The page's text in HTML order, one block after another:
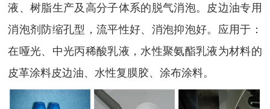
液、树脂生产及高分子体系的脱气消泡。皮边油专用
消泡剂防缩孔型，流平性好、消泡抑泡好。应用于：
在哑光、中光丙稀酸乳液，水性聚氨酯乳液为材料的
皮革涂料皮边油、水性复膜胶、涂布涂料。